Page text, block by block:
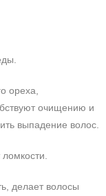
ореха,
очищению и
выпадение волос.
делает волосы